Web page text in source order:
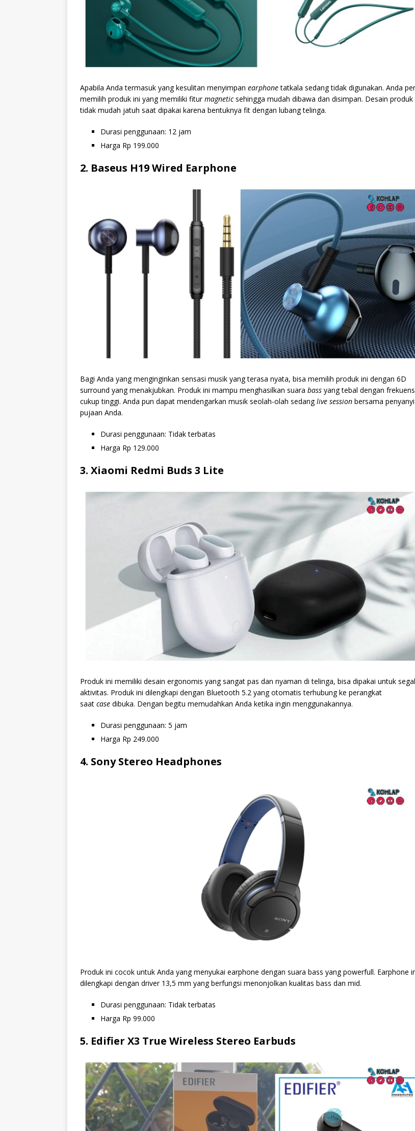
Apabila Anda termasuk yang kesulitan menyimpan earphonetatkala sedang tidak digunakan. Anda
memilih produk ini yang memiliki fiturmagneticsehingga mudah dibawa dan disimpan. Desain produk
tidak mudah jatuh saat dipakai karena bentuknya fit dengan lubang telinga.
Durasi penggunaan: 12 jam
Harga Rp 199.000
2. Baseus H19 Wired Earphone
Bagi Anda yang menginginkan sensasi musik yang terasa nyata, bisa memilih produk ini dengan 6D
surround yang menakjubkan. Produk ini mampu menghasilkan suara bass yang tebal dengan
cukup tinggi. Anda pun dapat mendengarkan musik seolah-olah sedanglive session bersama penyanyi
pujaan Anda.
Durasi penggunaan: Tidak terbatas
Harga Rp 129.000
3. Xiaomi Redmi Buds 3 Lite
Produk ini memiliki desain ergonomis yang sangat pas dan nyaman di telinga, bisa dipakai untuk
aktivitas. Produk ini dilengkapi dengan Bluetooth 5.2 yang otomatis terhubung ke perangkat
saat case dibuka. Dengan begitu memudahkan Anda ketika ingin menggunakannya.
Durasi penggunaan: 5 jam
Harga Rp 249.000
4. Sony Stereo Headphones
Produk ini cocok untuk Anda yang menyukai earphone dengan suara bass yang powerfull. Earphone
dilengkapi dengan driver 13,5 mm yang berfungsi menonjolkan kualitas bass dan mid.
Durasi penggunaan: Tidak terbatas
Harga Rp 99.000
5. Edifier X3 True Wireless Stereo Earbuds